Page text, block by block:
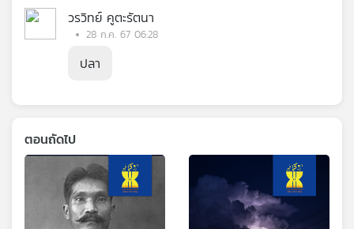
วรวิทย์ คูตะรัตนา
28 ก.ค. 67 06:28
ปลา
ตอนถัดไป